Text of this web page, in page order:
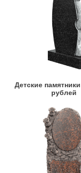
Детские
рублей